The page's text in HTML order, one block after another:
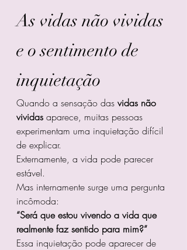
As vidas não vividas
e o sentimento de
inquietação
Quando a sensação das vidas não
vividas aparece, muitas pessoas
experimentam uma inquietação difícil
de explicar.
Externamente, a vida pode parecer
estável.
Mas internamente surge uma pergunta
incômoda:
“Será que estou vivendo a vida que
realmente faz sentido para mim?”
Essa inquietação pode aparecer de